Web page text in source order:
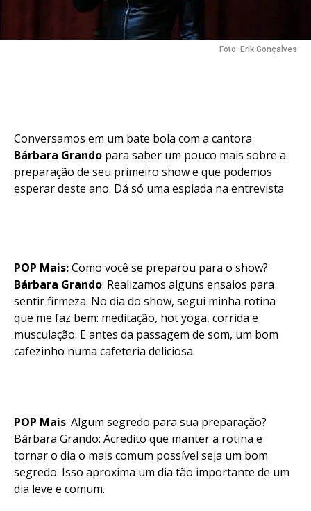
Foto: Erik Gonçalves
Conversamos em um bate bola com a cantora
Bárbara Grando para saber um pouco mais sobre a
preparação de seu primeiro show e que podemos
esperar deste ano. Dá só uma espiada na entrevista
POP Mais:Como você se preparou para o show?
Bárbara Grando: Realizamos alguns ensaios para
sentir firmeza. No dia do show, segui minha rotina
que me faz bem: meditação, hot yoga, corrida e
musculação. E antes da passagem de som, um bom
cafezinho numa cafeteria deliciosa.
POP Mais: Algum segredo para sua preparação?
Bárbara Grando: Acredito que manter a rotina e
tornar o dia o mais comum possível seja um bom
segredo. Isso aproxima um dia tão importante de um
dia leve e comum.